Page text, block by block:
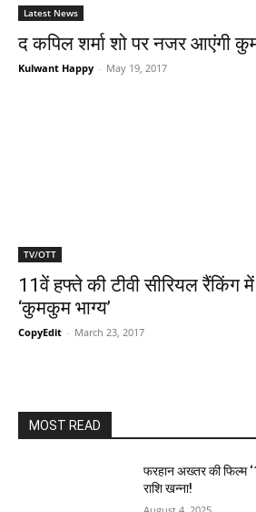
Latest News
द कपिल शर्मा शो पर नजर आएंगी
Kulwant Happy - May 19, 2017
TV/OTT
11वें हफ्ते की टीवी सीरियल रैंकिंग
‘कुमकुम भाग्‍य’
CopyEdit - March 23, 2017
MOST READ
फरहान अख्तर की फिल्म
राशि खन्ना!